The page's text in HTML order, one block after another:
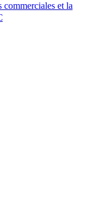
commerciales et la